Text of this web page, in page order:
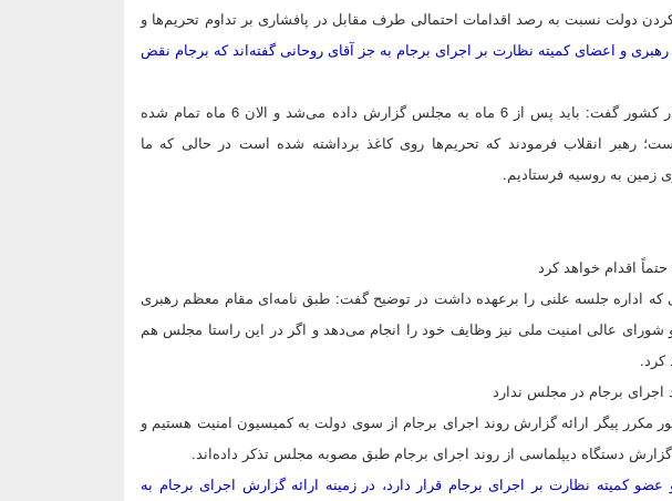
دولت نسبت به رصد اقدامات احتمالی طرف مقابل در پافشاری بر تداوم تحریم‌ها و
و اعضای کمیته نظارت بر اجرای برجام به جز آقای روحانی گفته‌اند که برجام نقض
رسایی با اشاره به تعطیل شدن یک معدن اورانیوم در کشور گفت: باید پس از 6 ماه به مجلس گزارش داده می‌شد و الان 6 ماه تمام شده
رهبر انقلاب فرمودند که تحریم‌ها روی کاغذ برداشته شده است در حالی که ما
زمین به روسیه فرستادیم.
اقدام خواهد کرد
اداره جلسه علنی را برعهده داشت در توضیح گفت: طبق نامه‌ای مقام معظم رهبری
و شورای عالی امنیت ملی نیز وظایف خود را انجام می‌دهد و اگر در این راستا مجلس هم
کرد.
اجرای برجام در مجلس ندارد
پیگر ارائه گزارش روند اجرای برجام از سوی دولت به کمیسیون امنیت هستیم و
دستگاه دیپلماسی از روند اجرای برجام طبق مصوبه مجلس تذکر داده‌اند.
کمیته نظارت بر اجرای برجام قرار دارد، در زمینه ارائه گزارش اجرای برجام به